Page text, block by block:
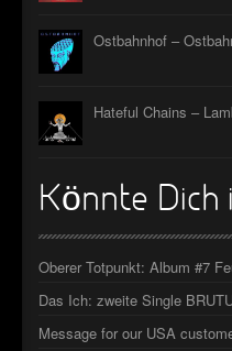
Ostbahnhof –
Hateful Chains –
Könnte Dich
Oberer Totpunkt: Album #7
Das Ich: zweite Single
Message for our USA